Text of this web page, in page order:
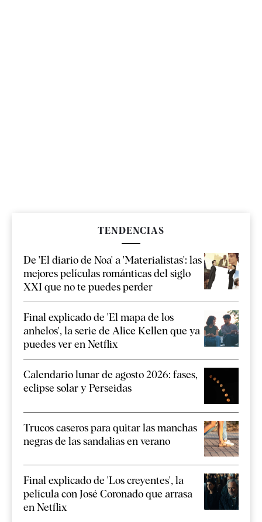
TENDENCIAS
De 'El diario de Noa' a 'Materialistas': las
mejores películas románticas del siglo
XXI que no te puedes perder
Final explicado de 'El mapa de los
anhelos', la serie de Alice Kellen que ya
puedes ver en Netflix
Calendario lunar de agosto 2026: fases,
eclipse solar y Perseidas
Trucos caseros para quitar las manchas
negras de las sandalias en verano
Final explicado de 'Los creyentes', la
película con José Coronado que arrasa
en Netflix